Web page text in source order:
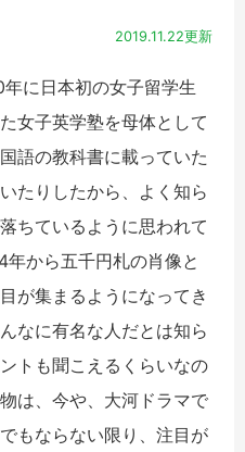
2019.11.22更新
に日本初の女子留学生
女子英学塾を母体として
語の教科書に載っていた
たりしたから、よく知ら
ちているように思われて
から五千円札の肖像と
が集まるようになってき
なに有名な人だとは知ら
トも聞こえるくらいなの
は、今や、大河ドラマで
もならない限り、注目が